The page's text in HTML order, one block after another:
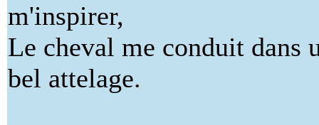
m'inspirer,
Le cheval me conduit dans
bel attelage.